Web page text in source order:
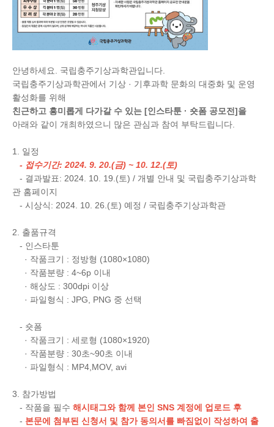
안녕하세요. 국립충주기상과학관입니다.
국립충주기상과학관에서 기상 · 기후과학 문화의 대중화 및 운영
활성화를 위해
친근하고 흥미롭게 다가갈 수 있는 [인스타툰 · 숏폼 공모전]을
아래와 같이 개최하였으니 많은 관심과 참여 부탁드립니다.
​1. 일정
- 접수기간: 2024. 9. 20.(금) ~ 10. 12.(토)
- 결과발표: 2024. 10. 19.(토) / 개별 안내 및 국립충주기상과학
관 홈페이지
- 시상식: 2024. 10. 26.(토) 예정 / 국립충주기상과학관
2. 출품규격
- 인스타툰
· 작품크기 : 정방형 (1080×1080)
· 작품분량 : 4~6p 이내
· 해상도 : 300dpi 이상
· 파일형식 : JPG, PNG 중 선택
- 숏폼
· 작품크기 : 세로형 (1080×1920)
· 작품분량 : 30초~90초 이내
· 파일형식 : MP4,MOV, avi
3. 참가방법
- 작품을 필수 해시태그와 함께 본인 SNS 계정에 업로드 후
- 본문에 첨부된 신청서 및 참가 동의서를 빠짐없이 작성하여 출